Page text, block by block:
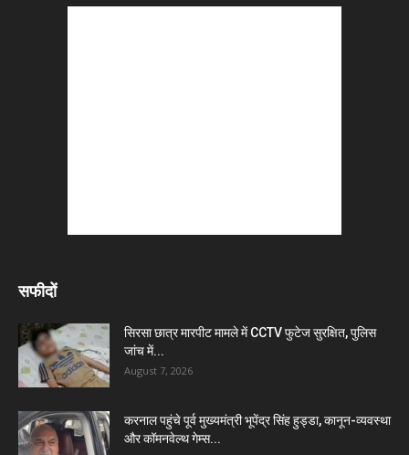
सफीदों
सिरसा छात्र मारपीट मामले में CCTV फुटेज सुरक्षित, पुलिस
जांच में...
August 7, 2026
करनाल पहुंचे पूर्व मुख्यमंत्री भूपेंद्र सिंह हुड्डा, कानून-व्यवस्था
और कॉमनवेल्थ गेम्स...